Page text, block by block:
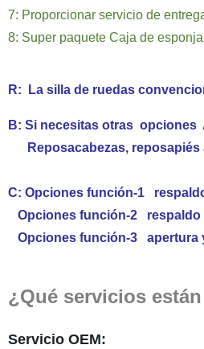
7: Proporcionar servicio de
8: Super paquete Caja de
R: La silla de ruedas
B: Si necesitas otras opciones
Reposacabezas, reposapiés
C: Opciones función-1
Opciones función-2 respaldo
Opciones función-3 apertura
¿Qué servicios
Servicio OEM: